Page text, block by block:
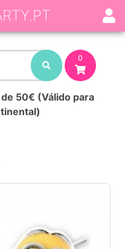
0
50€ (Válido para